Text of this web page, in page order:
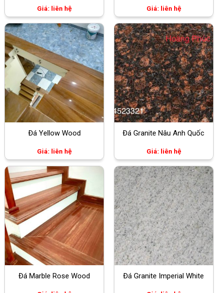
Giá: liên hệ Giá: liên hệ
Đá Yellow Wood
Giá: liên hệ
Đá Granite Nâu Anh Quốc
Giá: liên hệ
Đá Marble Rose Wood Đá Granite Imperial White